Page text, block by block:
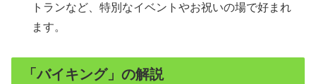
トランなど、特別なイベントやお祝いの場で好まれ
ます。
「バイキング」の解説